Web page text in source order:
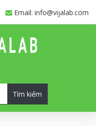
Email: info@vijalab.com
Tìm kiếm